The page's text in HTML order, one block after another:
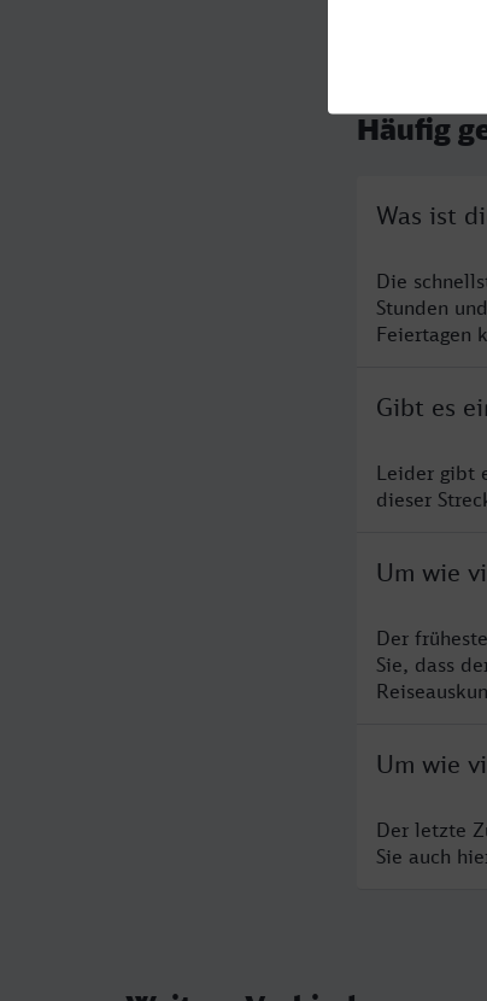
Häufig
Was ist
Die
Stunden
Feiertagen
Gibt es
Leider gibt
dieser
Um wie
Der
Sie, dass
Um wie
Der letzte
Sie auch